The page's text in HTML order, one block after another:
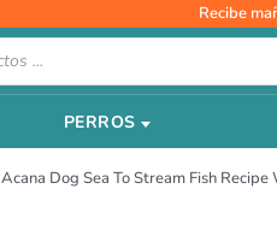
Recibe
PERROS
Acana Dog Sea To Stream Fish